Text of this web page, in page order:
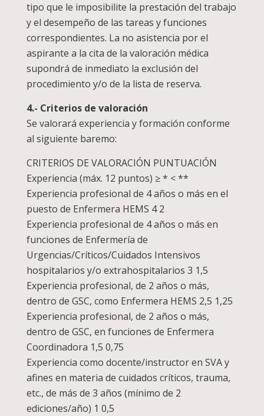
tipo que le imposibilite la prestación del trabajo
y el desempeño de las tareas y funciones
correspondientes. La no asistencia por el
aspirante a la cita de la valoración médica
supondrá de inmediato la exclusión del
procedimiento y/o de la lista de reserva.
4.- Criterios de valoración
Se valorará experiencia y formación conforme
al siguiente baremo:
CRITERIOS DE VALORACIÓN PUNTUACIÓN
Experiencia (máx. 12 puntos) ≥ * < **
Experiencia profesional de 4 años o más en el
puesto de Enfermera HEMS 4 2
Experiencia profesional de 4 años o más en
funciones de Enfermería de
Urgencias/Críticos/Cuidados Intensivos
hospitalarios y/o extrahospitalarios 3 1,5
Experiencia profesional, de 2 años o más,
dentro de GSC, como Enfermera HEMS 2,5 1,25
Experiencia profesional, de 2 años o más,
dentro de GSC, en funciones de Enfermera
Coordinadora 1,5 0,75
Experiencia como docente/instructor en SVA y
afines en materia de cuidados críticos, trauma,
etc., de más de 3 años (mínimo de 2
ediciones/año) 1 0,5